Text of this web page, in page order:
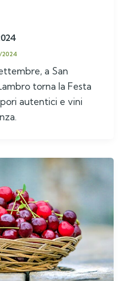
2024
a San
torna la Festa
autentici e vini